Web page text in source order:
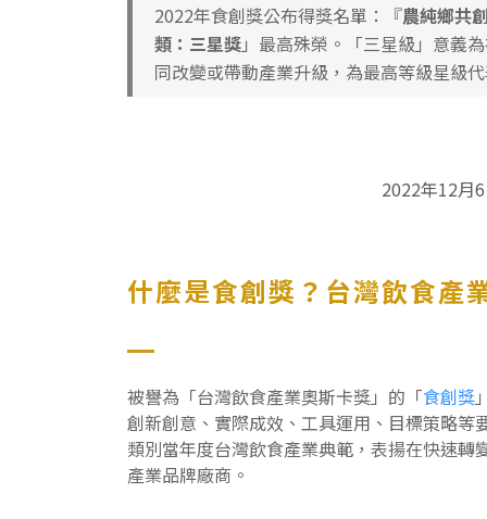
2022年食創獎公布得獎名單：『農純鄉共
類：三星獎」最高殊榮。「三星級」意義
同改變或帶動產業升級，為最高等級星級
2022年12月
什麼是食創獎？台灣飲食產
被譽為「台灣飲食產業奧斯卡獎」的「食創獎
創新創意、實際成效、工具運用、目標策略
類別當年度台灣飲食產業典範，表揚在快速
產業品牌廠商。